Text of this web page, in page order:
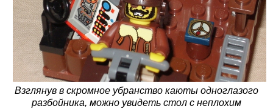
Взглянув в скромное убранство каюты одноглазого
разбойника, можно увидеть стол с неплохим